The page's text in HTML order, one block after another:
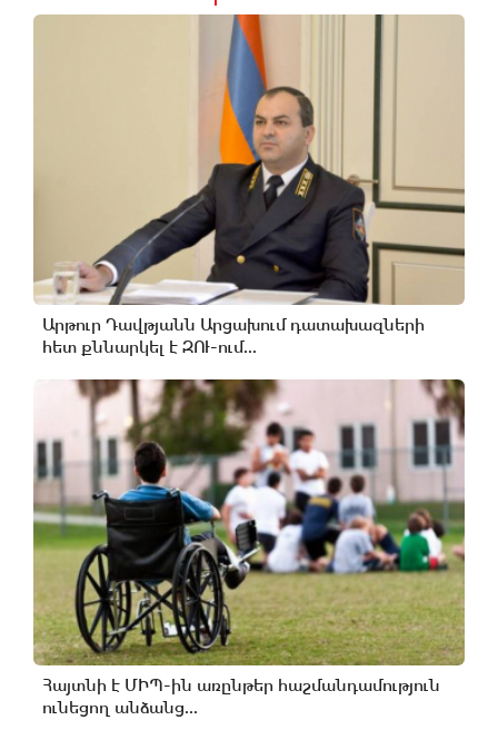
Արթուր Դավթյանն Արցախում դատախազների
հետ քննարկել է ԶՈՒ-ում...
Հայտնի է ՄԻՊ-ին առընթեր հաշմանդամություն
ունեցող անձանց...